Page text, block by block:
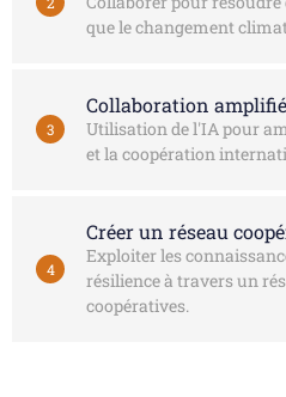
que le changement
3
Collaboration
Utilisation de l'IA pour
et la coopération
4
Créer un réseau
Exploiter les
résilience à travers un
coopératives.